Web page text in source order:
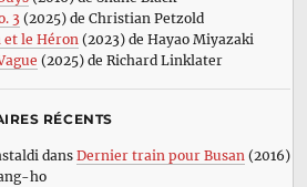
3 (2025) de Christian Petzold
et le Héron(2023) de Hayao Miyazaki
(2025) de Richard Linklater
RÉCENTS
dans Dernier train pour Busan (2016)
ho